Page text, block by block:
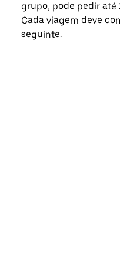
grupo, pode pedir até
Cada viagem deve
seguinte.